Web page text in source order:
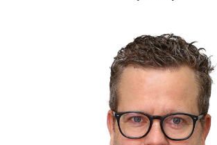
Gebündelte Kompetenz